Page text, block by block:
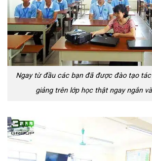
Ngay từ đầu các bạn đã được đào tạo tác
giảng trên lớp học thật ngay ngắn